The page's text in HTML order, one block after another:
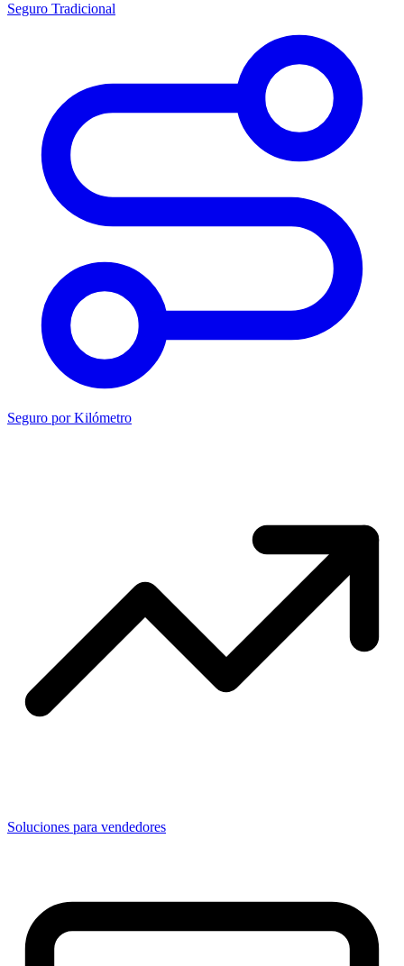
Seguro Tradicional
Seguro por Kilómetro
Soluciones para vendedores